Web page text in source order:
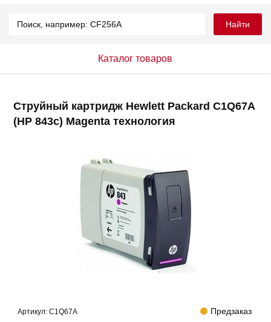
Найти
Каталог товаров
Струйный картридж Hewlett Packard C1Q67A
(HP 843c) Magenta технология
Артикул:C1Q67A Предзаказ